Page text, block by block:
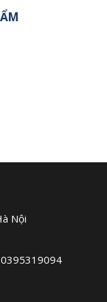
Nội
0395319094